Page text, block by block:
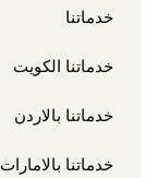
خدماتنا
خدماتنا الكويت
خدماتنا بالاردن
خدماتنا بالامارات